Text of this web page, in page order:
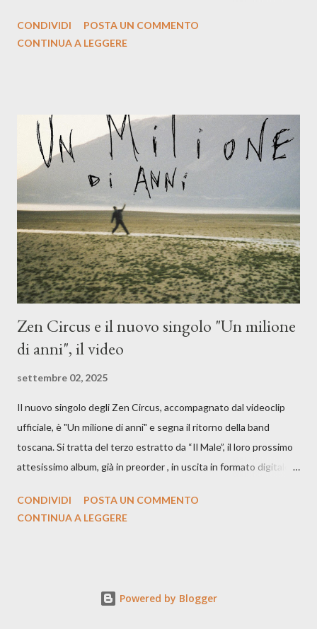
indubbiamente matura e consapevole oltre che con ottimi
Dicevamo. Ed è da qui che il nostro inizia questo concept
musicale, con " Che ora è" , raccontando la separazione dalla
moglie, del senso di sconfitta e del caldo afoso che opprime,
giusta condizione di sopraffazione: "Non so che ora è, che giorno
è, di questa estate che...". E' raro fare uscire come singolo una
cover, ma...
CONDIVIDI
POSTA UN COMMENTO
CONTINUA A LEGGERE
Zen Circus e il nuovo singolo "Un milione
di anni", il video
settembre 02, 2025
Il nuovo singolo degli Zen Circus, accompagnato dal videoclip
ufficiale, è "Un milione di anni" e segna il ritorno della band
toscana. Si tratta del terzo estratto da “Il Male”, il loro prossimo
attesissimo album, già in preorder , in uscita in formato digitale il
Records. GUARDA IL VIDEO: CREDITI Produced by A71
Alice Pedroletti, Ilaria Magliocchetti Lombi, Maria Radicchi,
CONDIVIDI
POSTA UN COMMENTO
CONTINUA A LEGGERE
Powered by Blogger